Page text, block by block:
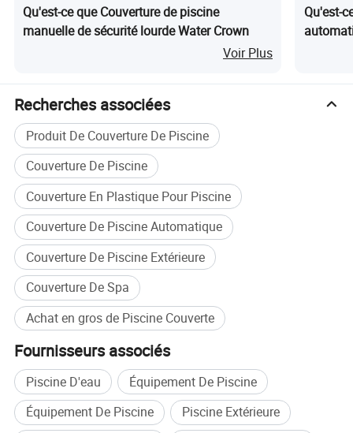
Qu'est-ce que Couverture de piscine
manuelle de sécurité lourde Water Crown
Voir Plus
Qu'est-
Recherches associées
Produit De Couverture De Piscine
Couverture De Piscine
Couverture En Plastique Pour Piscine
Couverture De Piscine Automatique
Couverture De Piscine Extérieure
Couverture De Spa
Achat en gros de Piscine Couverte
Fournisseurs associés
Piscine D'eau
Équipement De Piscine
Équipement De Piscine
Piscine Extérieure